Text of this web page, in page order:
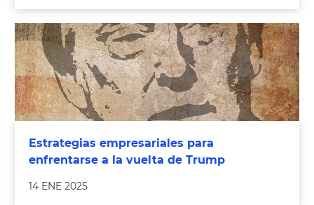
Estrategias empresariales para
enfrentarse a la vuelta de Trump
14 ENE 2025